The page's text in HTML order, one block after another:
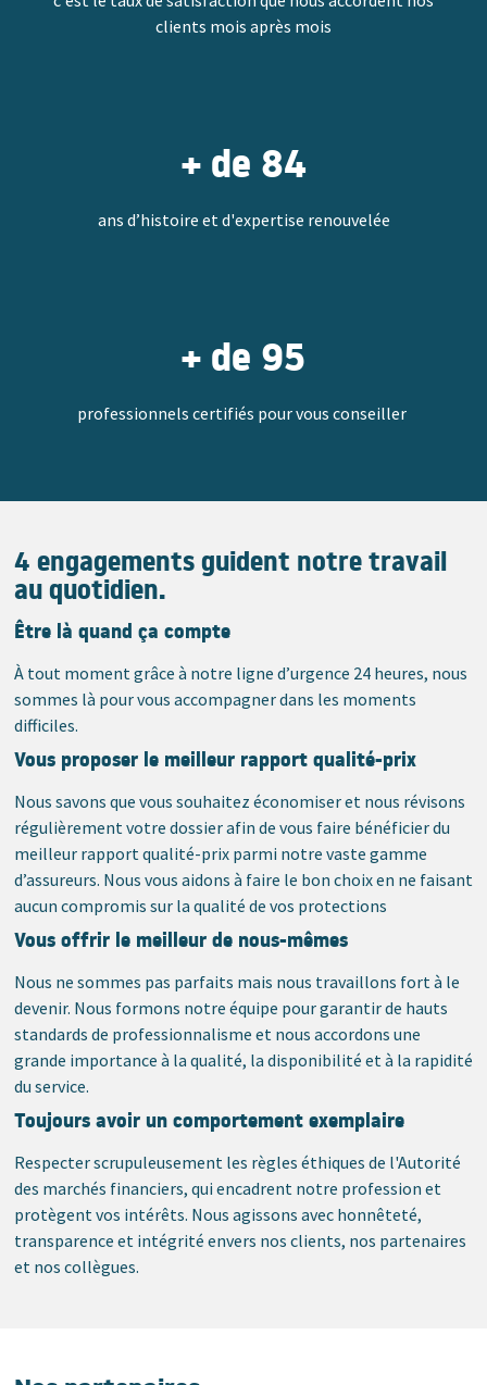
clients mois après mois
+ de 84
ans d’histoire et d'expertise renouvelée
+ de 95
professionnels certifiés pour vous conseiller
4 engagements guident notre travail
au quotidien.
Être là quand ça compte
À tout moment grâce à notre ligne d’urgence 24 heures, nous
sommes là pour vous accompagner dans les moments
difficiles.
Vous proposer le meilleur rapport qualité-prix
Nous savons que vous souhaitez économiser et nous révisons
régulièrement votre dossier afin de vous faire bénéficier du
meilleur rapport qualité-prix parmi notre vaste gamme
d’assureurs. Nous vous aidons à faire le bon choix en ne faisant
aucun compromis sur la qualité de vos protections
Vous offrir le meilleur de nous-mêmes
Nous ne sommes pas parfaits mais nous travaillons fort à le
devenir. Nous formons notre équipe pour garantir de hauts
standards de professionnalisme et nous accordons une
grande importance à la qualité, la disponibilité et à la rapidité
du service.
Toujours avoir un comportement exemplaire
Respecter scrupuleusement les règles éthiques de l'Autorité
des marchés financiers, qui encadrent notre profession et
protègent vos intérêts. Nous agissons avec honnêteté,
transparence et intégrité envers nos clients, nos partenaires
et nos collègues.